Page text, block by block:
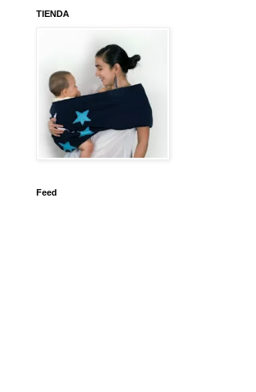
TIENDA
Feed